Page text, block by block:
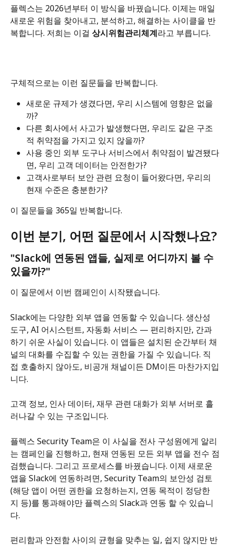
플렉스는 2026년부터 이 방식을 바꿨습니다. 이제는 매일
새로운 위험을 찾아내고, 분석하고, 해결하는 사이클을 반
복합니다. 저희는 이걸 상시위험관리체계라고 부릅니다.
구체적으로는 이런 질문들을 반복합니다.
새로운 규제가 생겼다면, 우리 시스템에 영향은 없을
까?
다른 회사에서 사고가 발생했다면, 우리도 같은 구조
적 취약점을 가지고 있지 않을까?
사용 중인 외부 도구나 서비스에서 취약점이 발견됐다
면, 우리 고객 데이터는 안전한가?
고객사로부터 보안 관련 요청이 들어왔다면, 우리의
현재 수준은 충분한가?
이 질문들을 365일 반복합니다.
이번 분기, 어떤 질문에서 시작했나요?
"Slack에 연동된 앱들, 실제로 어디까지 볼 수
있을까?"
이 질문에서 이번 캠페인이 시작됐습니다.
Slack에는 다양한 외부 앱을 연동할 수 있습니다. 생산성
도구, AI 어시스턴트, 자동화 서비스 — 편리하지만, 간과
하기 쉬운 사실이 있습니다. 이 앱들은 설치된 순간부터 채
널의 대화를 수집할 수 있는 권한을 가질 수 있습니다. 직
접 호출하지 않아도, 비공개 채널이든 DM이든 마찬가지입
니다.
고객 정보, 인사 데이터, 재무 관련 대화가 외부 서버로 흘
러나갈 수 있는 구조입니다.
플렉스 Security Team은 이 사실을 전사 구성원에게 알리
는 캠페인을 진행하고, 현재 연동된 모든 외부 앱을 전수 점
검했습니다. 그리고 프로세스를 바꿨습니다. 이제 새로운
앱을 Slack에 연동하려면, Security Team의 보안성 검토
(해당 앱이 어떤 권한을 요청하는지, 연동 목적이 정당한
지 등)를 통과해야만 플렉스의 Slack과 연동 할 수 있습니
다.
편리함과 안전함 사이의 균형을 맞추는 일, 쉽지 않지만 반